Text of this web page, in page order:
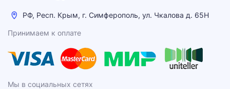
РФ, Респ. Крым, г. Симферополь, ул. Чкалова д. 65Н
Принимаем к оплате
Мы в социальных сетях